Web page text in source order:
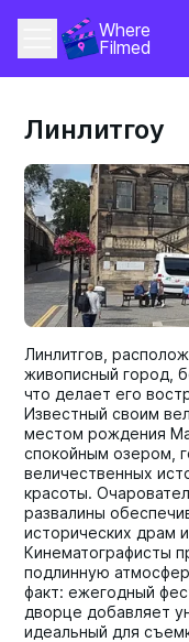
Where
Filmed
Линлитгоу
Линлитгов,
живописный город,
что делает его
Известный своим
местом рождения
спокойным озером,
величественных
красоты.
развалины
исторических драм
Кинематографисты
подлинную
факт: ежегодный
дворце добавляет
идеальный для